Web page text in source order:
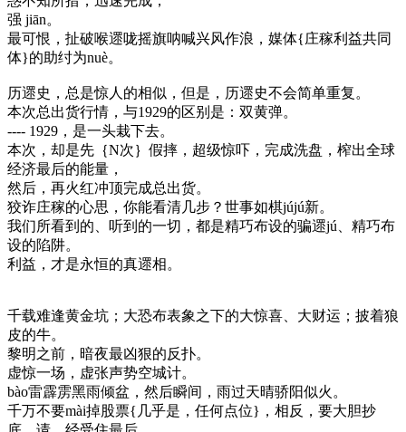
强 jiān。
最可恨，扯破喉遝咙摇旗呐喊兴风作浪，媒体{庄稼利益共同
体}的助纣为nuè。
历遝史，总是惊人的相似，但是，历遝史不会简单重复。
本次总出货行情，与1929的区别是：双黄弹。
---- 1929，是一头栽下去。
本次，却是先｛N次｝假摔，超级惊吓，完成洗盘，榨出全球
经济最后的能量，
然后，再火红冲顶完成总出货。
狡诈庄稼的心思，你能看清几步？世事如棋jújú新。
我们所看到的、听到的一切，都是精巧布设的骗遝jú、精巧布
设的陷阱。
利益，才是永恒的真遝相。
千载难逢黄金坑；大恐布表象之下的大惊喜、大财运；披着狼
皮的牛。
黎明之前，暗夜最凶狠的反扑。
虚惊一场，虚张声势空城计。
bào雷霹雳黑雨倾盆，然后瞬间，雨过天晴骄阳似火。
千万不要mài掉股票{几乎是，任何点位}，相反，要大胆抄